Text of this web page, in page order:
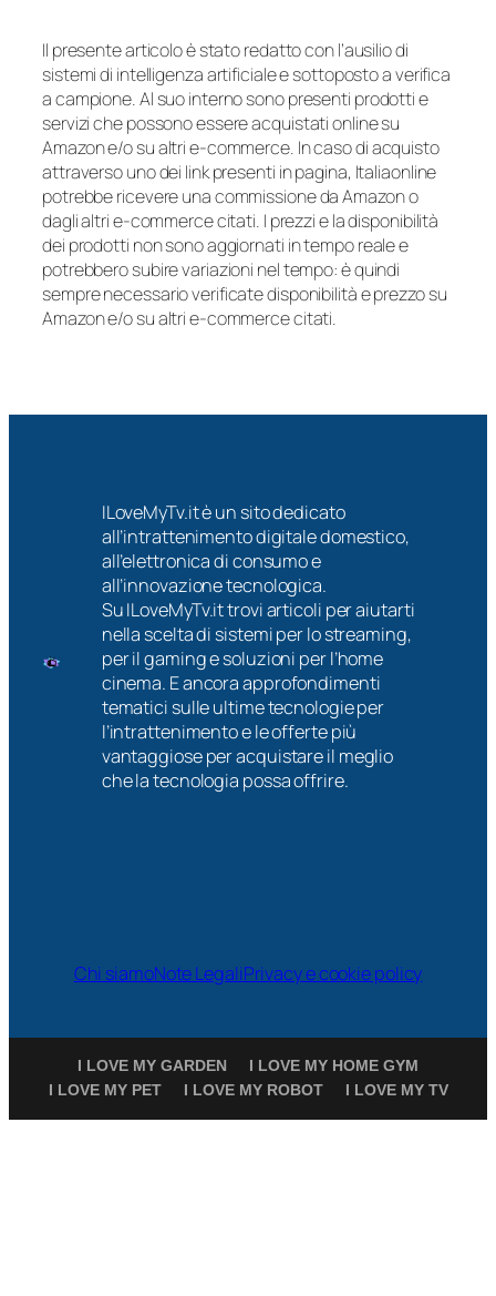
Il presente articolo è stato redatto con l’ausilio di
sistemi di intelligenza artificiale e sottoposto a verifica
a campione. Al suo interno sono presenti prodotti e
servizi che possono essere acquistati online su
Amazon e/o su altri e-commerce. In caso di acquisto
attraverso uno dei link presenti in pagina, Italiaonline
potrebbe ricevere una commissione da Amazon o
dagli altri e-commerce citati. I prezzi e la disponibilità
dei prodotti non sono aggiornati in tempo reale e
potrebbero subire variazioni nel tempo: è quindi
sempre necessario verificate disponibilità e prezzo su
Amazon e/o su altri e-commerce citati.
ILoveMyTv.it è un sito dedicato
all’intrattenimento digitale domestico,
all’elettronica di consumo e
all’innovazione tecnologica.
Su ILoveMyTv.it trovi articoli per aiutarti
nella scelta di sistemi per lo streaming,
per il gaming e soluzioni per l’home
cinema. E ancora approfondimenti
tematici sulle ultime tecnologie per
l’intrattenimento e le offerte più
vantaggiose per acquistare il meglio
che la tecnologia possa offrire.
Chi siamoNote LegaliPrivacy e cookie policy
I LOVE MY GARDEN
I LOVE MY HOME GYM
I LOVE MY PET
I LOVE MY ROBOT I LOVE MY TV